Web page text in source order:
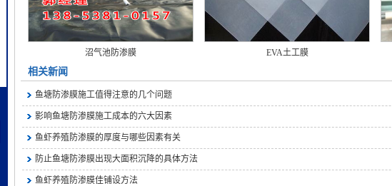
沼气池防渗膜 EVA土工膜
相关新闻
鱼塘防渗膜施工值得注意的几个问题
影响鱼塘防渗膜施工成本的六大因素
鱼虾养殖防渗膜的厚度与哪些因素有关
防止鱼塘防渗膜出现大面积沉降的具体方法
鱼虾养殖防渗膜佳铺设方法